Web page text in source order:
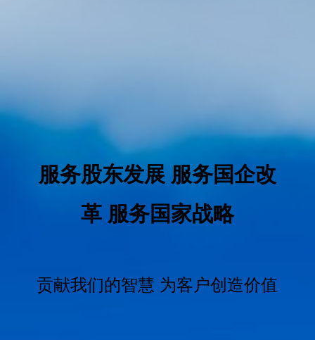
服务股东发展 服务国企改
革 服务国家战略
贡献我们的智慧 为客户创造价值